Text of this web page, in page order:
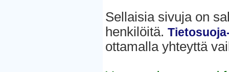
Sellaisia sivuja on
henkilöitä.
ottamalla yhteyttä